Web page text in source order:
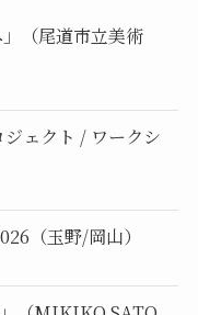
（尾道市立美術
ェクト / ワークシ
（玉野/岡山）